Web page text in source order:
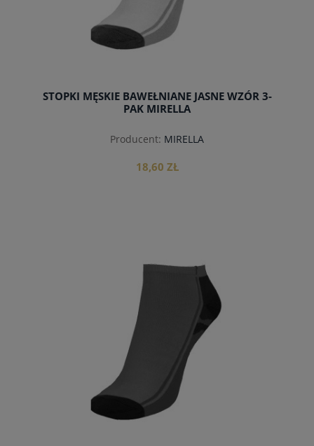
STOPKI MĘSKIE BAWEŁNIANE JASNE WZÓR 3-
PAK MIRELLA
Producent: MIRELLA
18,60 ZŁ